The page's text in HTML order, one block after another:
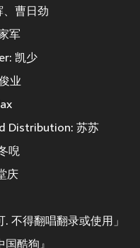
曹日劲
军
凯少
业
Distribution: 苏苏
唲
庆
. 不得翻唱翻录或使用」
国酷狗』